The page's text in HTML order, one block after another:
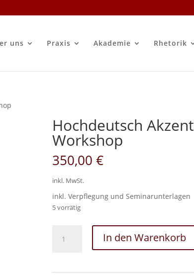
uns Praxis Akademie Rhetorik
Hochdeutsch Akzent
Workshop
350,00€
inkl. MwSt.
inkl. Verpflegung und Seminarunterlagen
5 vorrätig
Akzent
In den Warenkorb